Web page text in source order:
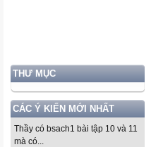
THƯ MỤC
CÁC Ý KIẾN MỚI NHẤT
Thầy có bsach1 bài tập 10 và 11
mà có...